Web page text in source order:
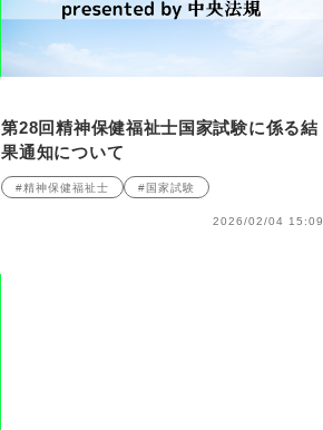
第28回精神保健福祉士国家試験に係る結
果通知について
#精神保健福祉士 #国家試験
2026/02/04 15:09